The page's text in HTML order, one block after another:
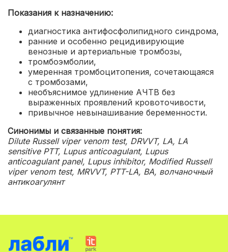
Показания к назначению:
диагностика антифосфолипидного синдрома,
ранние и особенно рецидивирующие
венозные и артериальные тромбозы,
тромбоэмболии,
умеренная тромбоцитопения, сочетающаяся
с тромбозами,
необъяснимое удлинение АЧТВ без
выраженных проявлений кровоточивости,
привычное невынашивание беременности.
Синонимы и связанные понятия:
Dilute Russell viper venom test, DRVVT, LA, LA
sensitive PTT, Lupus anticoagulant, Lupus
anticoagulant panel, Lupus inhibitor, Modified Russell
viper venom test, MRVVT, PTT-LA, ВА, волчаночный
антикоагулянт